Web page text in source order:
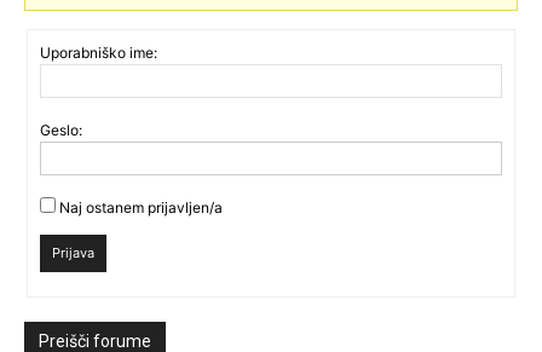
Uporabniško ime:
Geslo:
Naj ostanem prijavljen/a
Prijava
Preišči forume